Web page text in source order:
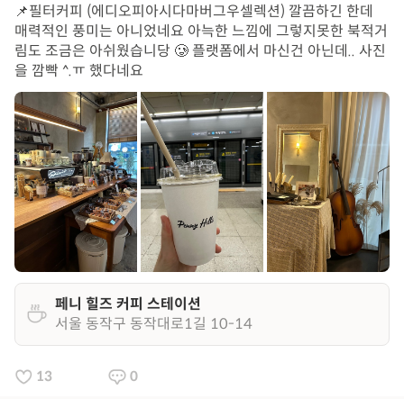
📌필터커피 (에디오피아시다마버그우셀렉션) 깔끔하긴 한데
매력적인 풍미는 아니었네요 아늑한 느낌에 그렇지못한 북적거
림도 조금은 아쉬웠습니당 🥲 플랫폼에서 마신건 아닌데.. 사진
을 깜빡 ^.ㅠ 했다네요
페니 힐즈 커피 스테이션
서울 동작구 동작대로1길 10-14
13 0